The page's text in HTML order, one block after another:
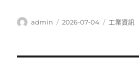
作
admin
發
2026-07-04
分
工業資訊